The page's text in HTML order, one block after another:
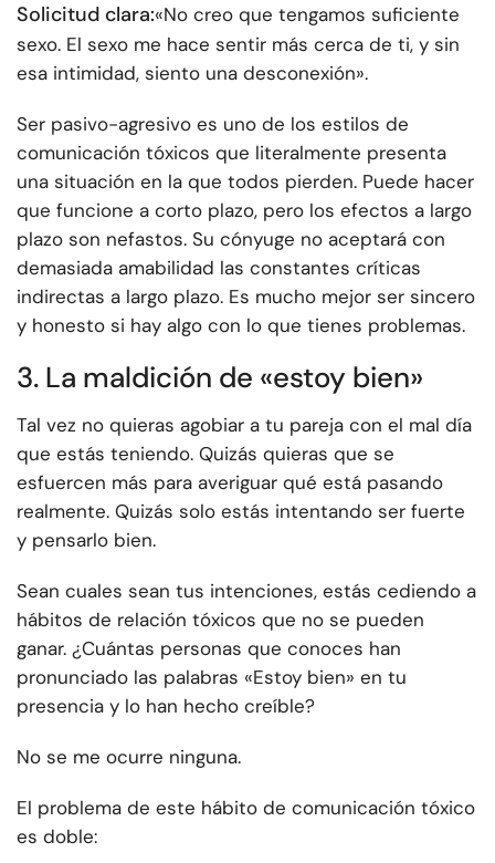
Solicitud clara:«No creo que tengamos suficiente
sexo. El sexo me hace sentir más cerca de ti, y sin
esa intimidad, siento una desconexión».
Ser pasivo-agresivo es uno de los estilos de
comunicación tóxicos que literalmente presenta
una situación en la que todos pierden. Puede hacer
que funcione a corto plazo, pero los efectos a largo
plazo son nefastos. Su cónyuge no aceptará con
demasiada amabilidad las constantes críticas
indirectas a largo plazo. Es mucho mejor ser sincero
y honesto si hay algo con lo que tienes problemas.
3. La maldición de «estoy bien»
Tal vez no quieras agobiar a tu pareja con el mal día
que estás teniendo. Quizás quieras que se
esfuercen más para averiguar qué está pasando
realmente. Quizás solo estás intentando ser fuerte
y pensarlo bien.
Sean cuales sean tus intenciones, estás cediendo a
hábitos de relación tóxicos que no se pueden
ganar. ¿Cuántas personas que conoces han
pronunciado las palabras «Estoy bien» en tu
presencia y lo han hecho creíble?
No se me ocurre ninguna.
El problema de este hábito de comunicación tóxico
es doble: